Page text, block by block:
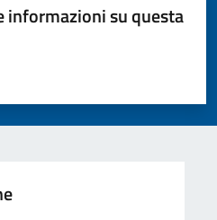
informazioni su questa
su 5
5